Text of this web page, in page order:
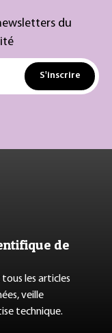
du
S'inscrire
de
les articles
veille
technique.